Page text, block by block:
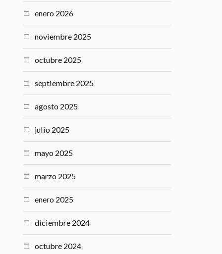
abril 2026
marzo 2026
febrero 2026
enero 2026
noviembre 2025
octubre 2025
septiembre 2025
agosto 2025
julio 2025
mayo 2025
marzo 2025